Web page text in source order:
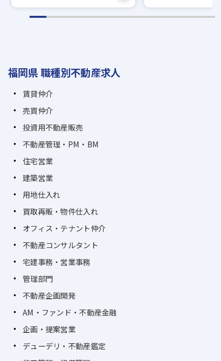
福岡県 職種別不動産求人
賃貸仲介
売買仲介
投資用不動産販売
不動産管理・PM・BM
住宅営業
建築営業
用地仕入れ
買取再販・物件仕入れ
オフィス・テナント仲介
不動産コンサルタント
宅建事務・営業事務
管理部門
不動産企画開発
AM・ファンド・不動産金融
企画・提案営業
デューデリ・不動産鑑定